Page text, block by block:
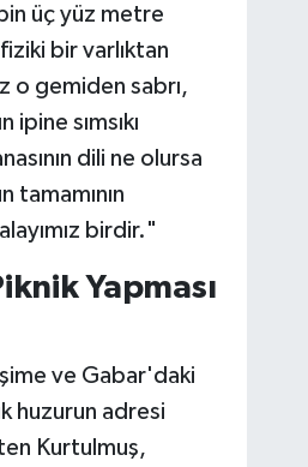
üç yüz metre
bir varlıktan
o gemiden sabrı,
sımsıkı
dili ne olursa
birdir."
Yapması
ve Gabar'daki
huzurun adresi
Kurtulmuş,